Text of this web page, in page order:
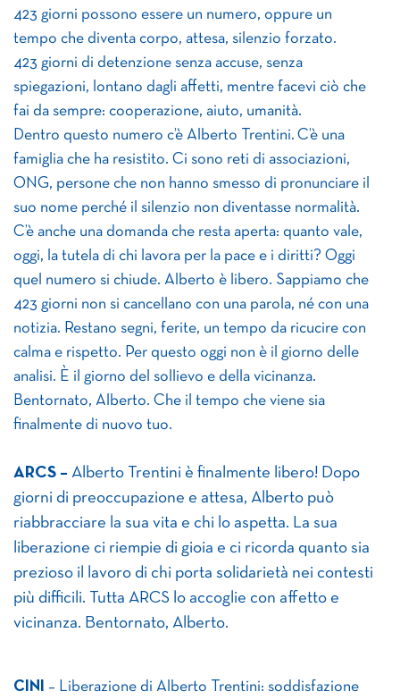
423 giorni possono essere un numero, oppure un
tempo che diventa corpo, attesa, silenzio forzato.
423 giorni di detenzione senza accuse, senza
spiegazioni, lontano dagli affetti, mentre facevi ciò che
fai da sempre: cooperazione, aiuto, umanità.
Dentro questo numero c’è Alberto Trentini. C’è una
famiglia che ha resistito. Ci sono reti di associazioni,
ONG, persone che non hanno smesso di pronunciare il
suo nome perché il silenzio non diventasse normalità.
C’è anche una domanda che resta aperta: quanto vale,
oggi, la tutela di chi lavora per la pace e i diritti? Oggi
quel numero si chiude. Alberto è libero. Sappiamo che
423 giorni non si cancellano con una parola, né con una
notizia. Restano segni, ferite, un tempo da ricucire con
calma e rispetto. Per questo oggi non è il giorno delle
analisi. È il giorno del sollievo e della vicinanza.
Bentornato, Alberto. Che il tempo che viene sia
finalmente di nuovo tuo.
ARCS – Alberto Trentini è finalmente libero! Dopo
giorni di preoccupazione e attesa, Alberto può
riabbracciare la sua vita e chi lo aspetta. La sua
liberazione ci riempie di gioia e ci ricorda quanto sia
prezioso il lavoro di chi porta solidarietà nei contesti
più difficili. Tutta ARCS lo accoglie con affetto e
vicinanza. Bentornato, Alberto.
CINI
– Liberazione di Alberto Trentini: soddisfazione